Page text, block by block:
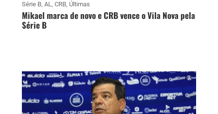
Série B, AL, CRB, Últimas
Mikael marca de novo e CRB vence o Vila Nova pela
Série B